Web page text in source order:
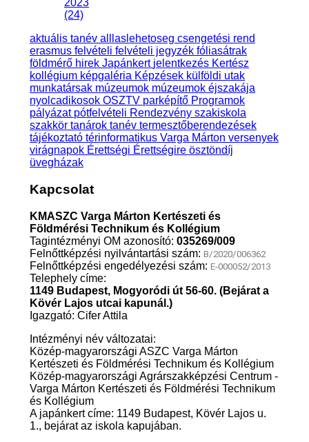
2023
(24)
aktuális tanév alllaslehetoseg csengetési rend
erasmus felvételi felvételi jegyzék fóliasátrak
földmérő hirek Japánkert jelentkezés Kertész
kollégium képgaléria Képzések külföldi utak
munkatársak múzeumok múzeumok éjszakája
nyolcadikosok OSZTV parképítő Programok
pályázat pótfelvételi Rendezvény szakiskola
szakkör tanárok tanév termesztőberendezések
tájékoztató térinformatikus Varga Márton versenyek
virágnapok Érettségi Érettségire ösztöndíj
üvegházak
Kapcsolat
KMASZC Varga Márton Kertészeti és
Földmérési Technikum és Kollégium
Tagintézményi OM azonosító: 035269/009
Felnőttképzési nyilvántartási szám: B/2020/006362
Felnőttképzési engedélyezési szám: E-000052/2013
Telephely címe:
1149 Budapest, Mogyoródi út 56-60. (Bejárat a
Kövér Lajos utcai kapunál.)
Igazgató: Cifer Attila
Intézményi név változatai:
Közép-magyarországi ASZC Varga Márton
Kertészeti és Földmérési Technikum és Kollégium
Közép-magyarországi Agrárszakképzési Centrum -
Varga Márton Kertészeti és Földmérési Technikum
és Kollégium
A japánkert címe: 1149 Budapest, Kövér Lajos u.
1., bejárat az iskola kapujában.